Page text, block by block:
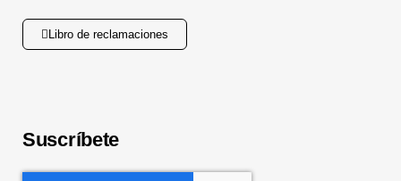
Libro de reclamaciones
Suscríbete